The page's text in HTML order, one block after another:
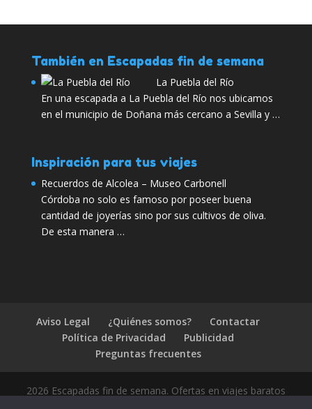
También en Escapadas fin de semana
La Puebla del Río
En una escapada a La Puebla del Río nos ubicamos
en el municipio de Doñana más cercano a Sevilla y …
Inspiración para tus viajes
Recuerdos de Alcolea – Museo Carbonell
Córdoba no solo es famoso por poseer buena
cantidad de joyerías sino por sus cultivos de oliva.
De esta manera …
Aviso Legal ¿Quiénes somos?
Contactar
Política de Privacidad
Publicidad
Preguntas frecuentes
2026 Escapadas fin de semana. Ofertas en viajes baratos